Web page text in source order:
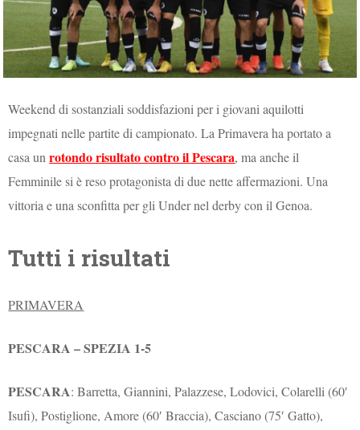
Weekend di sostanziali soddisfazioni per i giovani aquilotti
impegnati nelle partite di campionato. La Primavera ha portato a
casa unrotondo risultato contro il Pescara, ma anche il
Femminile si è reso protagonista di due nette affermazioni. Una
vittoria e una sconfitta per gli Under nel derby con il Genoa.
Tutti i risultati
PRIMAVERA
PESCARA – SPEZIA 1-5
PESCARA: Barretta, Giannini, Palazzese, Lodovici, Colarelli (60′
Isufi), Postiglione, Amore (60′ Braccia), Casciano (75′ Gatto),